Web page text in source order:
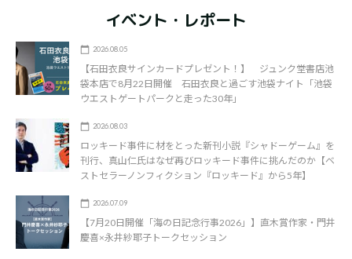
イベント・レポート
2026.08.05
【石田衣良サインカードプレゼント！】 ジュンク堂書店池
袋本店で8月22日開催 石田衣良と過ごす池袋ナイト「池袋
ウエストゲートパークと走った30年」
2026.08.03
ロッキード事件に材をとった新刊小説『シャドーゲーム』を
刊行、真山仁氏はなぜ再びロッキード事件に挑んだのか【ベ
ストセラーノンフィクション『ロッキード』から5年】
2026.07.09
【7月20日開催「海の日記念行事2026」】直木賞作家・門井
慶喜×永井紗耶子トークセッション